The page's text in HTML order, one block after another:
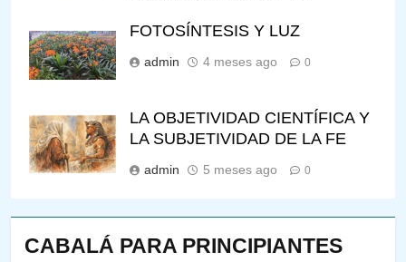
CABALÁ PARA PRINCIPIANTES
FOTOSÍNTESIS Y LUZ
admin 4 meses ago 0
LA OBJETIVIDAD CIENTÍFICA Y
LA SUBJETIVIDAD DE LA FE
admin 5 meses ago 0